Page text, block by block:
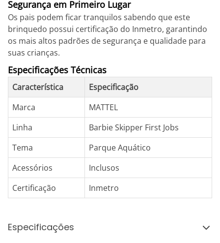
Segurança em Primeiro Lugar
Os pais podem ficar tranquilos sabendo que este
brinquedo possui certificação do Inmetro, garantindo
os mais altos padrões de segurança e qualidade para
suas crianças.
Especificações Técnicas
Característica
Especificação
Marca
MATTEL
Linha
Barbie Skipper First Jobs
Tema
Parque Aquático
Acessórios
Inclusos
Certificação
Inmetro
Especificações